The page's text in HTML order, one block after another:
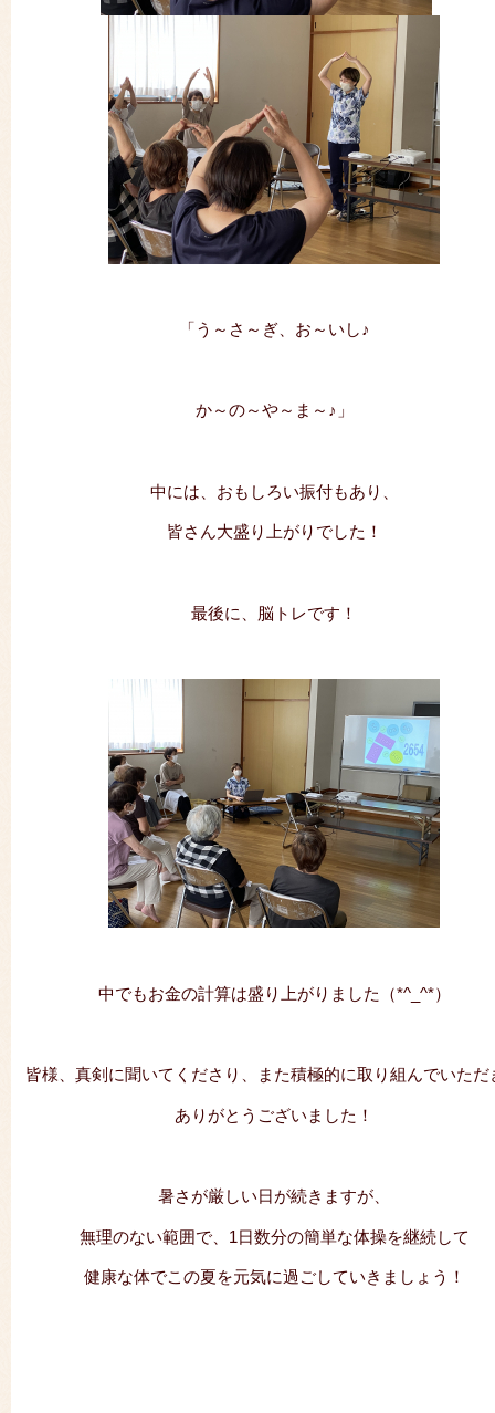
「う～さ～ぎ、お～いし♪
か～の～や～ま～♪」
中には、おもしろい振付もあり、
皆さん大盛り上がりでした！
最後に、脳トレです！
中でもお金の計算は盛り上がりました（*^_^*）
皆様、真剣に聞いてくださり、また積極的に取り組んでいただ
ありがとうございました！
暑さが厳しい日が続きますが、
無理のない範囲で、1日数分の簡単な体操を継続して
健康な体でこの夏を元気に過ごしていきましょう！